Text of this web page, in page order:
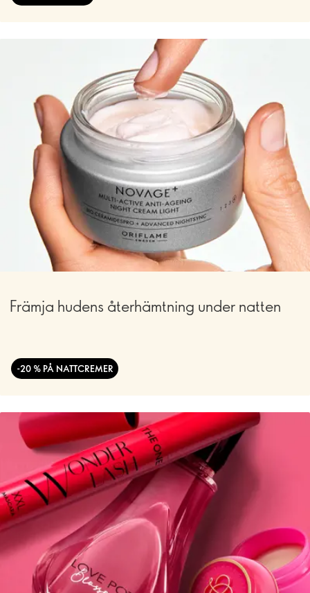
Främja hudens återhämtning under natten
-20 % PÅ NATTCREMER